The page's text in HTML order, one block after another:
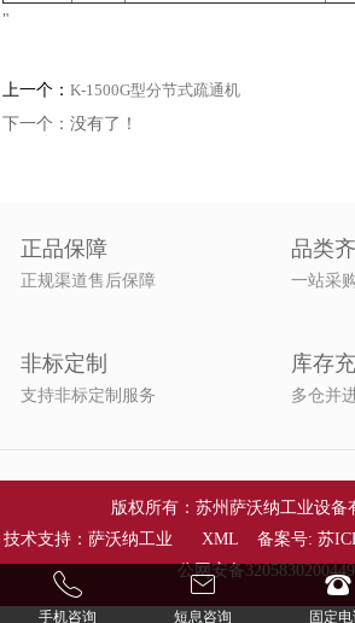
"
上一个： K-1500G型分节式疏通机
下一个：没有了！
手机咨询 短息咨询 固定
正品保障
正规渠道售后保障
品类
一站采
非标定制
支持非标定制服务
库存
多仓并
版权所有：苏州萨沃纳工业设备
技术支持：萨沃纳工业
XML 备案号: 苏
公网安备